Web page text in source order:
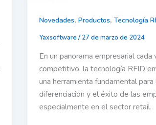
Novedades,Productos,Tecnología
Yaxsoftware/ 27 de marzo de 2024
En un panorama empresarial cada
competitivo, la tecnología RFID
una herramienta fundamental para
diferenciación y el éxito de las
especialmente en el sector retail.